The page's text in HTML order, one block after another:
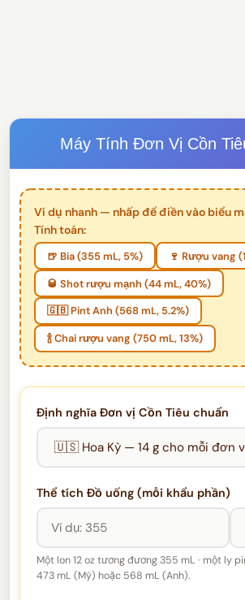
Máy Tính Đơn Vị Cồn
Ví dụ nhanh — nhấp để điền vào biểu
Tính toán:
🍺 Bia (355 mL, 5%)
🍷 Rượu vang
🥃 Shot rượu mạnh (44 mL, 40%)
🇬🇧 Pint Anh (568 mL, 5.2%)
🍾 Chai rượu vang (750 mL, 13%)
Định nghĩa Đơn vị Cồn Tiêu chuẩn
Thể tích Đồ uống (mỗi khẩu phần)
Một lon 12 oz tương đương 355 mL · một ly
473 mL (Mỹ) hoặc 568 mL (Anh).